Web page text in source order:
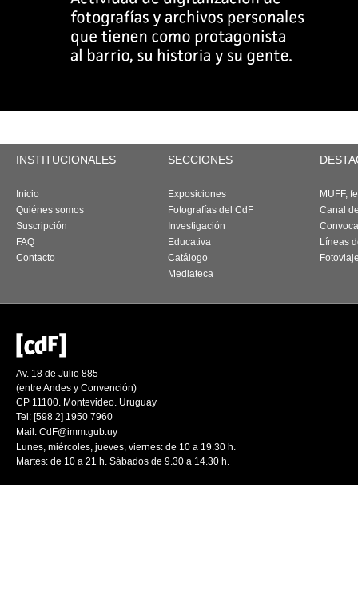
INSTITUCIONALES SECCIONES
Inicio
Quiénes somos
Suscripción
FAQ
Contacto
Exposiciones
Fotografías del CdF
Investigación
Educativa
Catálogo
Mediateca
MUFF,
Canal
Líneas
Av. 18 de Julio 885
(entre Andes y Convención)
CP 11100. Montevideo. Uruguay
Tel: [598 2] 1950 7960
Mail: CdF@imm.gub.uy
Lunes, miércoles, jueves, viernes: de 10 a 19.30 h.
Martes: de 10 a 21 h. Sábados de 9.30 a 14.30 h.